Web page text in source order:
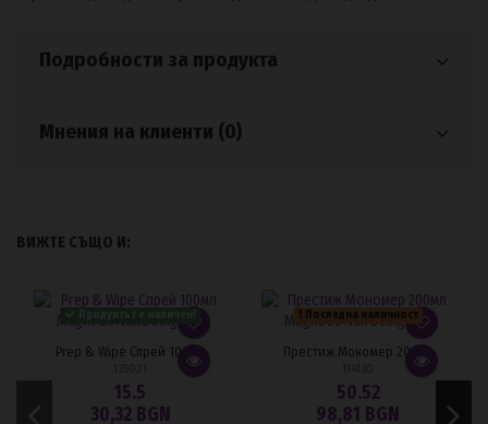
Подробности за продукта
Мнения на клиенти (0)
ВИЖТЕ СЪЩО И:
Prep & Wipe Спрей 100мл
15.5
30,32 BGN
Последна наличност
Престиж Мономер 200мл
50.52
98,81 BGN